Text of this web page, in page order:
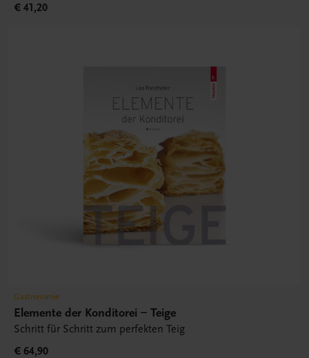
€ 41,20
Gastronomie
Elemente der Konditorei – Teige
Schritt für Schritt zum perfekten Teig
€ 64,90